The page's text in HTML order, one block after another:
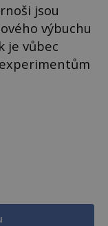
jsou
výbuchu
je vůbec